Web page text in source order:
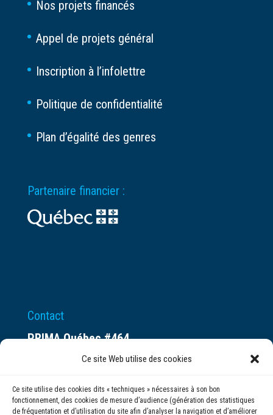
Ce site Web utilise des cookies
Ce site utilise des cookies dits « techniques » nécessaires à son bon
fonctionnement, des cookies de mesure d’audience (génération des statistiques
de fréquentation et d’utilisation du site afin d’analyser la navigation et d’améliorer
Nos projets financés
Appel de projets général
Inscription à l’infolettre
Politique de confidentialité
Plan d’égalité des genres
Partenaire financier :
Contact
PRIMA Québec #464
Espace ax.c
Montréal (QC) H3C 0B4